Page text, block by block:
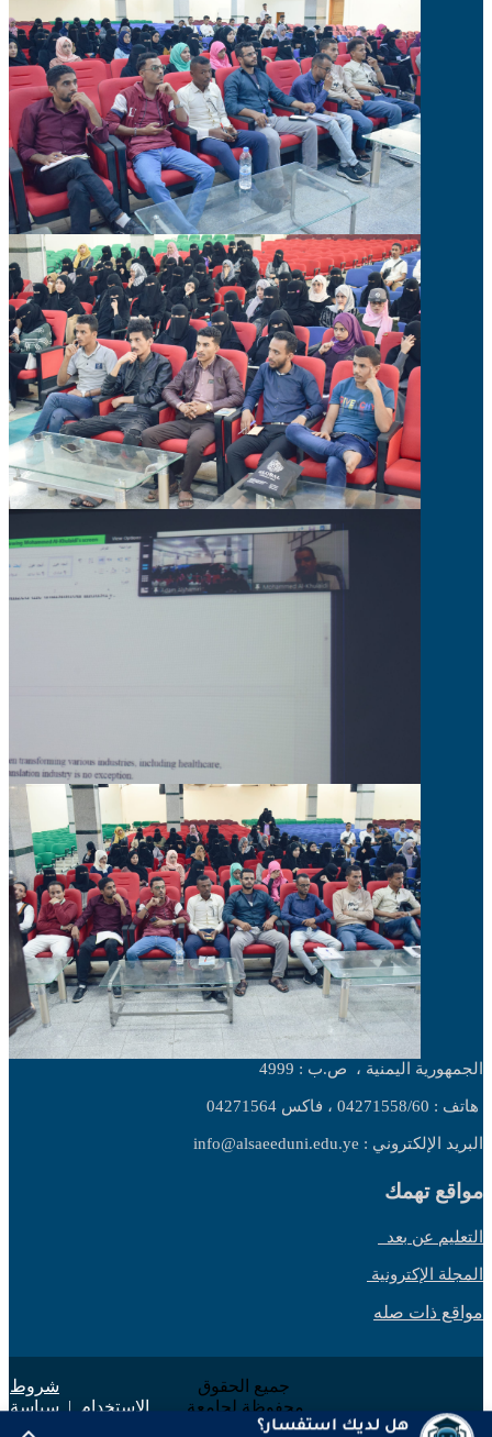
هل لديك استفسار؟
الجمهورية اليمنية ، ص.ب : 4999
هاتف : 04271558/60 ، فاكس 04271564
البريد الإلكتروني : info@alsaeeduni.edu.ye
مواقع تهمك
التعليم عن بعد
المجلة الإكترونية
مواقع ذات صله
جميع الحقوق
محفوظة لجامعة
السعيد 2025 ©
شروط
الاستخدام | سياسة
الخصوصية